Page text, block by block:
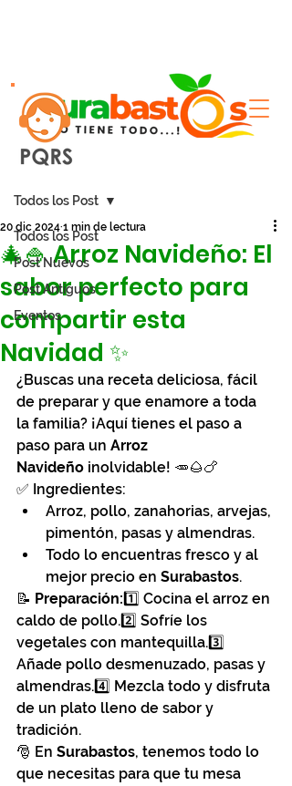
Entrada
Todos los Post
Post Nuevos
Post Antiguos
Eventos
Todos los Post
🎄🍚 Arroz Navideño: El
sabor perfecto para
compartir esta
Navidad ✨
20 dic 2024 1 min de lectura
¿Buscas una receta deliciosa, fácil
de preparar y que enamore a toda
la familia? ¡Aquí tienes el paso a
paso para un Arroz
Navideño inolvidable! 🥕🌰🍗
✅ Ingredientes:
Arroz, pollo, zanahorias, arvejas,
pimentón, pasas y almendras.
Todo lo encuentras fresco y al
mejor precio en Surabastos.
📝 Preparación:1️⃣ Cocina el arroz en
caldo de pollo.2️⃣ Sofríe los
vegetales con mantequilla.3️⃣
Añade pollo desmenuzado, pasas y
almendras.4️⃣ Mezcla todo y disfruta
de un plato lleno de sabor y
tradición.
🎅 En Surabastos, tenemos todo lo
que necesitas para que tu mesa